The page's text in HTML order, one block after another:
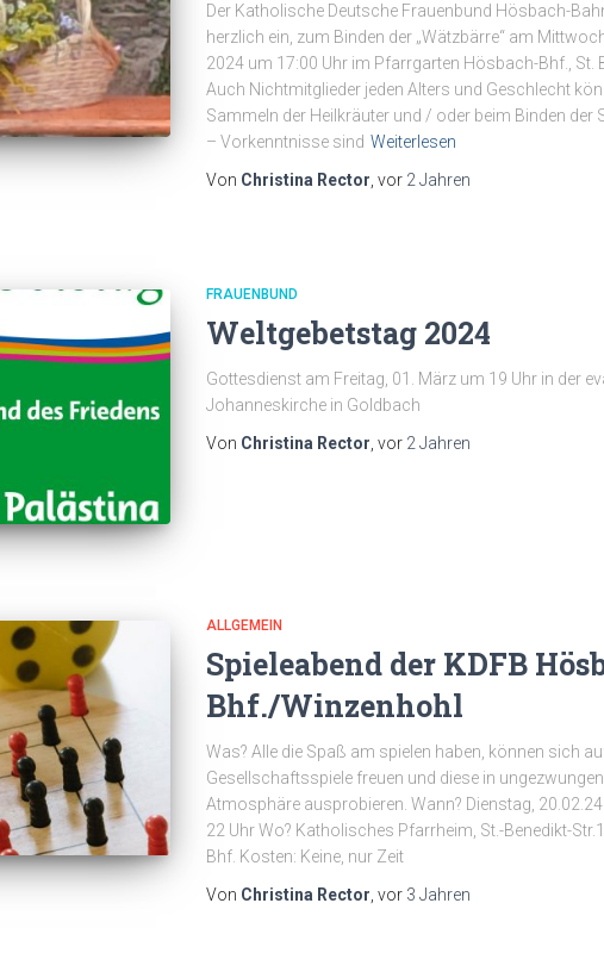
Der Katholische Deutsche Frauenbund Hösbach-
herzlich ein, zum Binden der „Wätzbärre“ am
2024 um 17:00 Uhr im Pfarrgarten Hösbach-Bhf., St.
Auch Nichtmitglieder jeden Alters und Geschlecht
Sammeln der Heilkräuter und / oder beim Binden der
– Vorkenntnisse sind Weiterlesen
Von Christina Rector, vor 2 Jahren
FRAUENBUND
Weltgebetstag 2024
Gottesdienst am Freitag, 01. März um 19 Uhr in der
Johanneskirche in Goldbach
Von Christina Rector, vor 2 Jahren
ALLGEMEIN
Spieleabend der KDFB
Bhf./Winzenhohl
Was? Alle die Spaß am spielen haben, können sich
Gesellschaftsspiele freuen und diese in
Atmosphäre ausprobieren. Wann? Dienstag, 20.02.24
22 Uhr Wo? Katholisches Pfarrheim, St.-Benedikt-
Bhf. Kosten: Keine, nur Zeit
Von Christina Rector , vor 3 Jahren